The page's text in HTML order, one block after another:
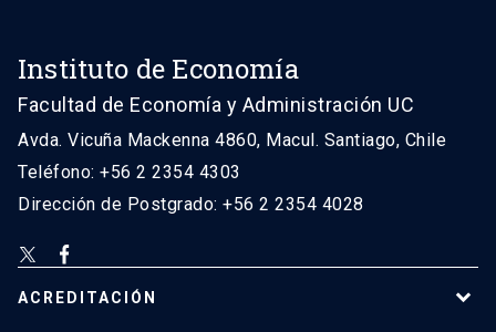
Instituto de Economía
Facultad de Economía y Administración UC
Avda. Vicuña Mackenna 4860, Macul. Santiago, Chile
Teléfono: +56 2 2354 4303
Dirección de Postgrado: +56 2 2354 4028
ACREDITACIÓN